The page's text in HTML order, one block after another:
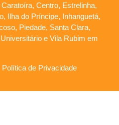
Centro, Estrelinha,
Ilha do Príncipe, Inhanguetá,
Piedade, Santa Clara,
e Vila Rubim em
Política de Privacidade